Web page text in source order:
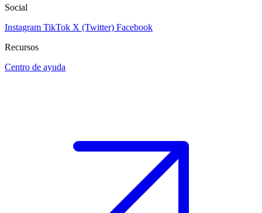
Social
Instagram TikTok X (Twitter) Facebook
Recursos
Centro de ayuda